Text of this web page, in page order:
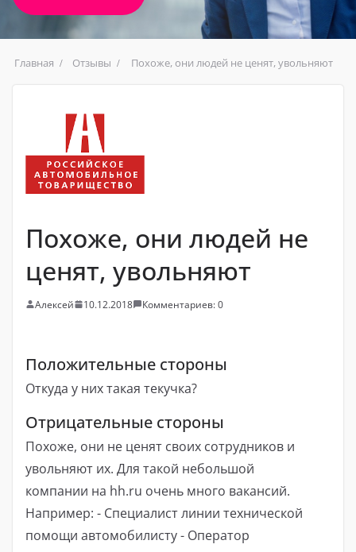
Главная Отзывы Похоже, они людей не ценят, увольняют
Похоже, они людей не
ценят, увольняют
Алексей 10.12.2018 Комментариев: 0
Положительные стороны
Откуда у них такая текучка?
Отрицательные стороны
Похоже, они не ценят своих сотрудников и
увольняют их. Для такой небольшой
компании на hh.ru очень много вакансий.
Например: - Специалист линии технической
помощи автомобилисту - Оператор